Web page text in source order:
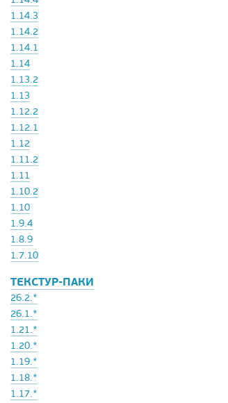
1.14.3
1.14.2
1.14.1
1.14
1.13.2
1.13
1.12.2
1.12.1
1.12
1.11.2
1.11
1.10.2
1.10
1.9.4
1.8.9
1.7.10
ТЕКСТУР-ПАКИ
26.2.*
26.1.*
1.21.*
1.20.*
1.19.*
1.18.*
1.17.*